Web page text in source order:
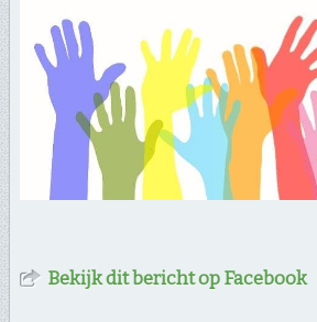
Bekijk dit bericht op Facebook